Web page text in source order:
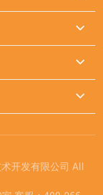



开发有限公司 All